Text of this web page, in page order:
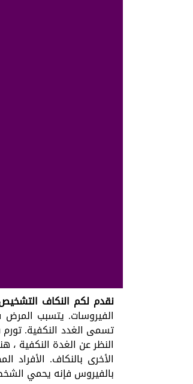
نقدم لكم النكاف
الفيروسات. يتسبب المرض
تسمى الغدد النكفية.
النظر عن الغدة النكفية ،
الأخرى بالنكاف. الأفراد
بالفيروس فإنه يحمي